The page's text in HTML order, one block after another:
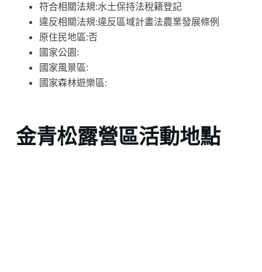
符合相關法規:水土保持法稅籍登記
違反相關法規:違反區域計畫法農業發展條例
原住民地區:否
國家公園:
國家風景區:
國家森林遊樂區:
金青松露營區活動地點